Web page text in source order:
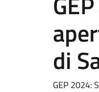
di
GEP 2024: